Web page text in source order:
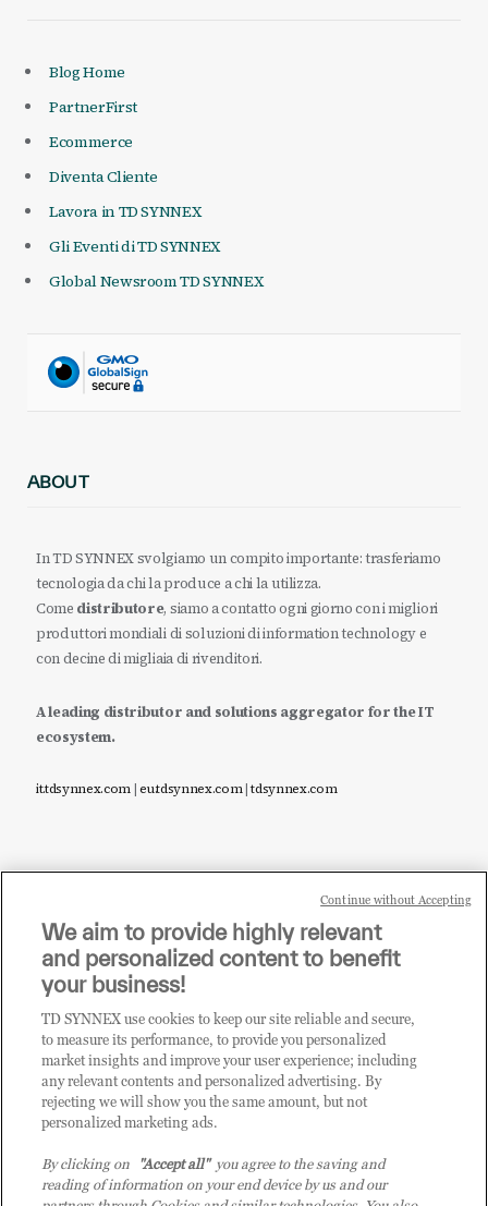
Blog Home
PartnerFirst
Ecommerce
Diventa Cliente
Lavora in TD SYNNEX
Gli Eventi di TD SYNNEX
Global Newsroom TD SYNNEX
ABOUT
In TD SYNNEX svolgiamo un compito importante: trasferiamo
tecnologia da chi la produce a chi la utilizza.
Come distributore, siamo a contatto ogni giorno con i migliori
produttori mondiali di soluzioni di information technology e
con decine di migliaia di rivenditori.
A leading distributor and solutions aggregator for the IT
ecosystem.
it.tdsynnex.com|eu.tdsynnex.com|tdsynnex.com
Sei un rivenditore di tecnologia e desideri acquistare
i prodotti o le soluzioni trattate sul blog?
CLICCA QUI E DIVENTA
CLIENTE TD SYNNEX
We aim to provide highly relevant
and personalized content to benefit
your business!
TD SYNNEX use cookies to keep our site reliable and secure,
to measure its performance, to provide you personalized
market insights and improve your user experience; including
any relevant contents and personalized advertising. By
rejecting we will show you the same amount, but not
personalized marketing ads.
By clicking on "Accept all"you agree to the saving and
reading of information on your end device by us and our
Continue without Accepting